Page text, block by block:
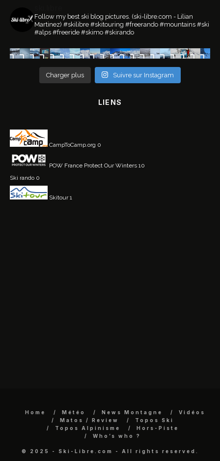
Follow my best ski blog pictures. (ski-libre.com - Lilian
Martinez) #skilibre #skitouring #freerando #mountains #ski
#alps #freeride #skimo #skirando
Charger plus Suivre sur Instagram
LIENS
CampToCamp.org 0
POW France Protect Our Winters 10
Ski rando 0
Skitour1
Home Météo News Montagne
Vidéos
Matos / Review
Topos Ski
Topos Alpinisme
Hors-Piste
Who’s who ?
© 2025 - Ski-Libre.com - All rights reserved.